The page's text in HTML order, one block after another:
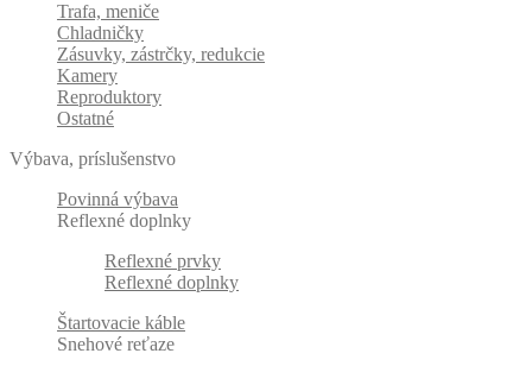
Trafa, meniče
Chladničky
Zásuvky, zástrčky, redukcie
Kamery
Reproduktory
Ostatné
Výbava, príslušenstvo
Povinná výbava
Reflexné doplnky
Reflexné prvky
Reflexné doplnky
Štartovacie káble
Snehové reťaze